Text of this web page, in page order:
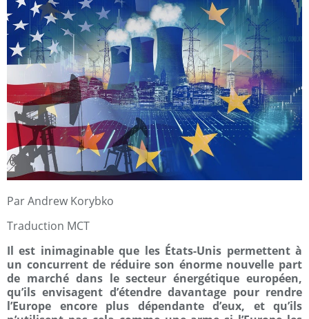
Par Andrew Korybko
Traduction MCT
Il est inimaginable que les États-Unis permettent à
un concurrent de réduire son énorme nouvelle part
de marché dans le secteur énergétique européen,
qu’ils envisagent d’étendre davantage pour rendre
l’Europe encore plus dépendante d’eux, et qu’ils